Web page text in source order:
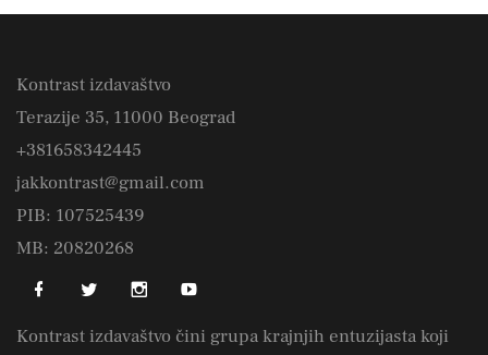
Kontrast izdavaštvo
Terazije 35, 11000 Beograd
+381658342445
jakkontrast@gmail.com
PIB: 107525439
MB: 20820268
Kontrast izdavaštvo čini grupa krajnjih entuzijasta koji